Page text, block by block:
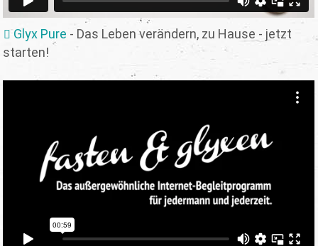
Glyx Pure - Das Leben verändern, zu Hause - jetzt
starten!